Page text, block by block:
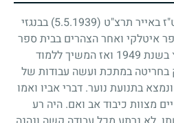
באייר תרצ"ט (5.5.1939)
בבנגזי
איטלקי ואחר הצהרים בבית ספר
בשנת 1949 ואז המשיך ללמוד
במתכת ועשה עבודות של
בתנועת נוער. דברי אביו ואמו
מצוות כיבוד אב ואם. היה רע